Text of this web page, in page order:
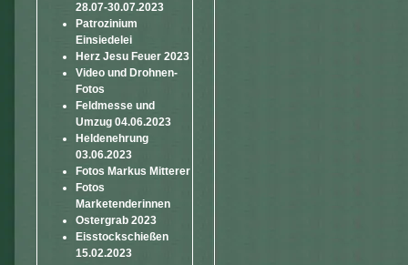
28.07-30.07.2023
Patrozinium
Einsiedelei
Herz Jesu Feuer 2023
Video und Drohnen-
Fotos
Feldmesse und
Umzug 04.06.2023
Heldenehrung
03.06.2023
Fotos Markus Mitterer
Fotos
Marketenderinnen
Ostergrab 2023
Eisstockschießen
15.02.2023